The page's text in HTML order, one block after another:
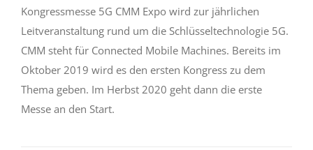
Kongressmesse 5G CMM Expo wird zur jährlichen
Leitveranstaltung rund um die Schlüsseltechnologie 5G.
CMM steht für Connected Mobile Machines. Bereits im
Oktober 2019 wird es den ersten Kongress zu dem
Thema geben. Im Herbst 2020 geht dann die erste
Messe an den Start.